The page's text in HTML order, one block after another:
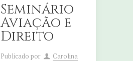
Seminário
Aviação e
Direito
Publicado por
Carolina